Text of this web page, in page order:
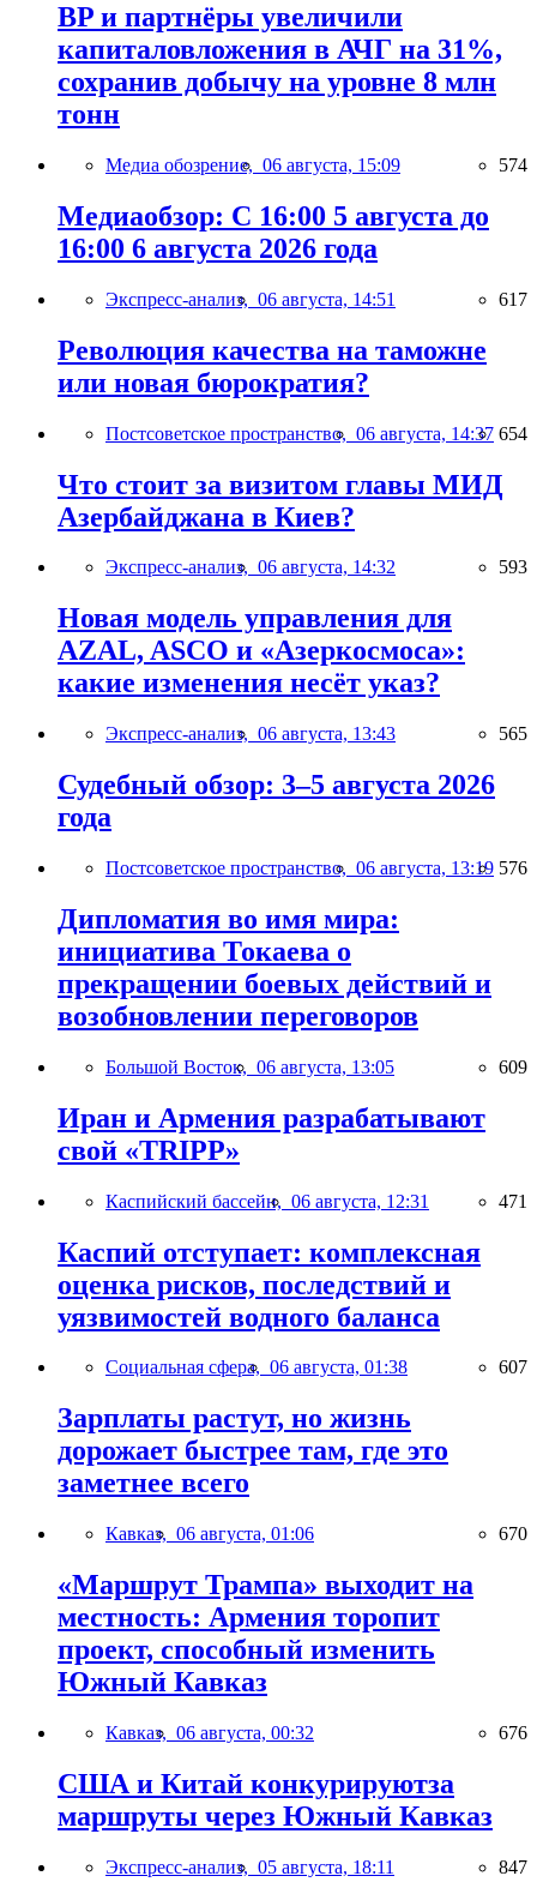
BP и партнёры увеличили
капиталовложения в АЧГ на 31%,
сохранив добычу на уровне 8 млн
тонн
Медиа обозрение, 06 августа, 15:09 574
Медиаобзор: С 16:00 5 августа до
16:00 6 августа 2026 года
Экспресс-анализ, 06 августа, 14:51 617
Революция качества на таможне
или новая бюрократия?
Постсоветское пространство, 06 августа, 14:37 654
Что стоит за визитом главы МИД
Азербайджана в Киев?
Экспресс-анализ, 06 августа, 14:32 593
Новая модель управления для
AZAL, ASCO и «Азеркосмоса»:
какие изменения несёт указ?
Экспресс-анализ, 06 августа, 13:43 565
Судебный обзор: 3–5 августа 2026
года
Постсоветское пространство, 06 августа, 13:19 576
Дипломатия во имя мира:
инициатива Токаева о
прекращении боевых действий и
возобновлении переговоров
Большой Восток, 06 августа, 13:05 609
Иран и Армения разрабатывают
свой «TRIPP»
Каспийский бассейн, 06 августа, 12:31 471
Каспий отступает: комплексная
оценка рисков, последствий и
уязвимостей водного баланса
Социальная сфера, 06 августа, 01:38 607
Зарплаты растут, но жизнь
дорожает быстрее там, где это
заметнее всего
Кавказ, 06 августа, 01:06 670
«Маршрут Трампа» выходит на
местность: Армения торопит
проект, способный изменить
Южный Кавказ
Кавказ, 06 августа, 00:32 676
США и Китай конкурируютза
маршруты через Южный Кавказ
Экспресс-анализ, 05 августа, 18:11 847